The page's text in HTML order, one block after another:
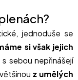
jednoduše se
si však jejich
sebou nepřinášejí
z umělých